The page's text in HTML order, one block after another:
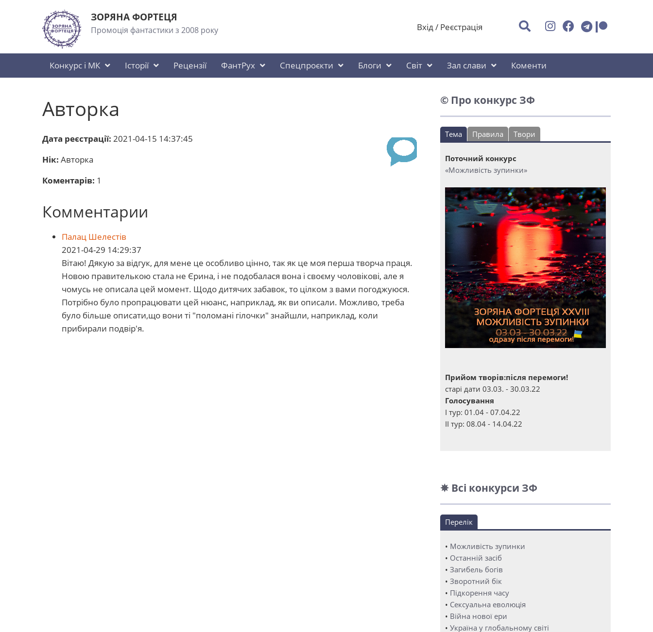
ЗОРЯНА ФОРТЕЦЯ
Промоція фантастики з 2008 року Вхід / Реєстрація
Конкурс і МК Історії Рецензії ФантРух Спецпроєкти Блоги Світ Зал слави Коменти
Авторка
Дата реєстрації: 2021-04-15 14:37:45
Нік: Авторка
Коментарів: 1
Комментарии
Палац Шелестів
2021-04-29 14:29:37
Вітаю! Дякую за відгук, для мене це особливо цінно, так як це моя перша творча праця.
Новою правителькою стала не Єрина, і не подобалася вона і своєму чоловікові, але я
чомусь не описала цей момент. Щодо дитячих забавок, то цілком з вами погоджуюся.
Потрібно було пропрацювати цей нюанс, наприклад, як ви описали. Можливо, треба
було більше описати,що вони ті "поломані гілочки" знайшли, наприклад, коли
прибирали подвір'я.
© Про конкурс ЗФ
Тема Правила Твори
Поточний конкурс
«Можливість зупинки»
Прийом творів:після перемоги!
старі дати 03.03. - 30.03.22
Голосування
І тур: 01.04 - 07.04.22
ІІ тур: 08.04 - 14.04.22
✵ Всі конкурси ЗФ
Перелік
• Можливість зупинки
• Останній засіб
• Загибель богів
• Зворотний бік
• Підкорення часу
• Сексуальна еволюція
• Війна нової ери
• Україна у глобальному світі